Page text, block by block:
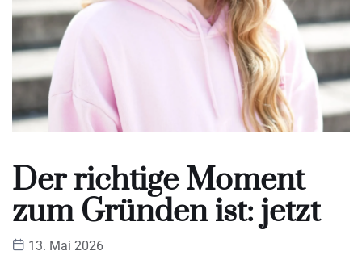
Der richtige Moment
zum Gründen ist: jetzt
13. Mai 2026